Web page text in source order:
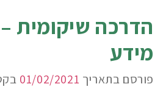
הדרכה שיקומית
מידע
פורסם בתאריך 01/02/2021